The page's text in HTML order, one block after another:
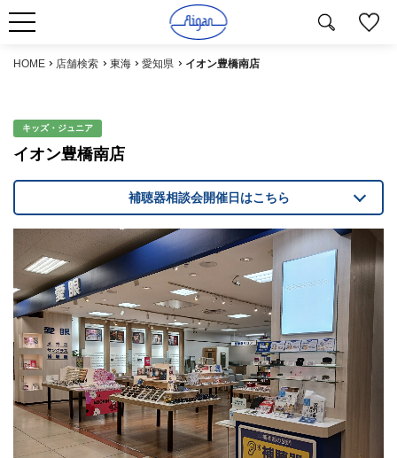
HOME 店舗検索 東海 愛知県 イオン豊橋南店
キッズ・ジュニア
イオン豊橋南店
補聴器相談会開催日はこちら